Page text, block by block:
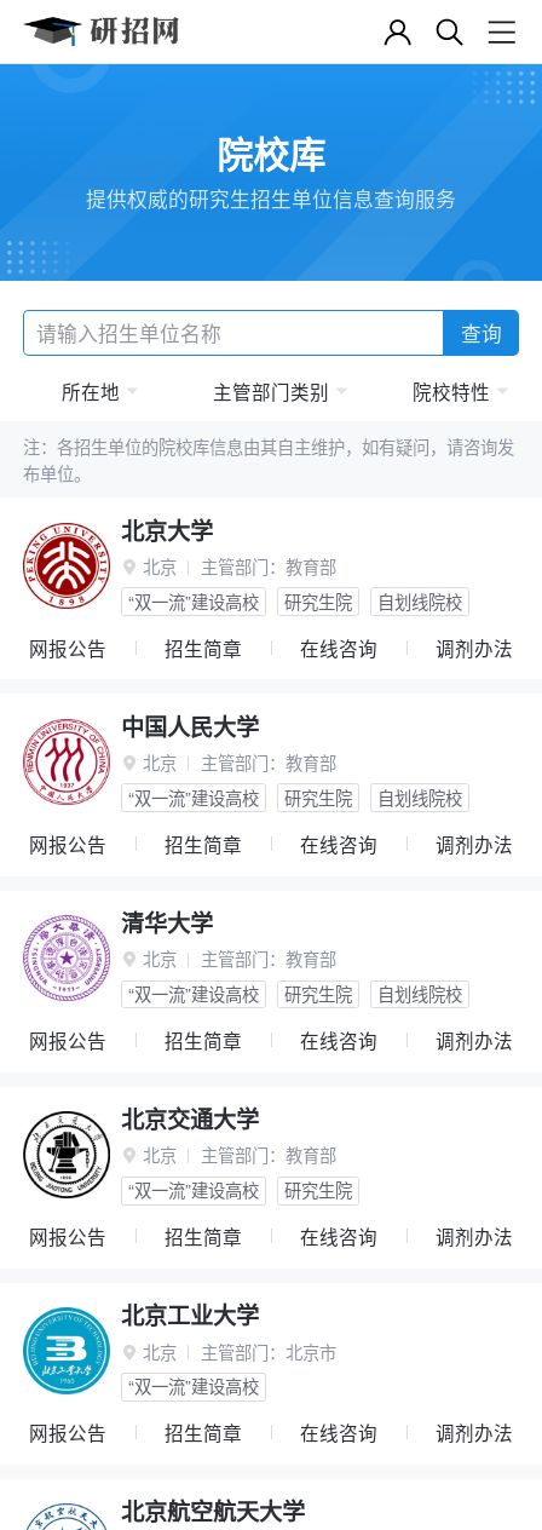
院校库
提供权威的研究生招生单位信息查询服务
查询
所在地 主管部门类别 院校特性
注：各招生单位的院校库信息由其自主维护，如有疑问，请咨询发
布单位。
北京大学
 北京 主管部门： 教育部
“双一流”建设高校
研究生院 自划线院校
网报公告 招生简章 在线咨询 调剂办法
中国人民大学
 北京 主管部门： 教育部
“双一流”建设高校
研究生院 自划线院校
网报公告 招生简章 在线咨询 调剂办法
清华大学
 北京 主管部门： 教育部
“双一流”建设高校
研究生院 自划线院校
网报公告 招生简章 在线咨询 调剂办法
北京交通大学
 北京 主管部门： 教育部
“双一流”建设高校
研究生院
网报公告 招生简章 在线咨询 调剂办法
北京工业大学
 北京 主管部门： 北京市
“双一流”建设高校
网报公告 招生简章 在线咨询 调剂办法
北京航空航天大学